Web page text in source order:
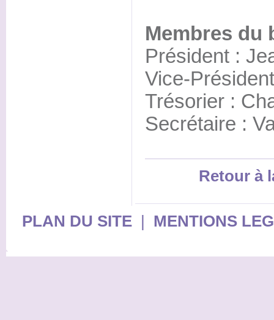
Membres du
Président :
Vice-
Trésorier :
Secrétaire :
Retour à
PLAN DU SITE| MENTIONS